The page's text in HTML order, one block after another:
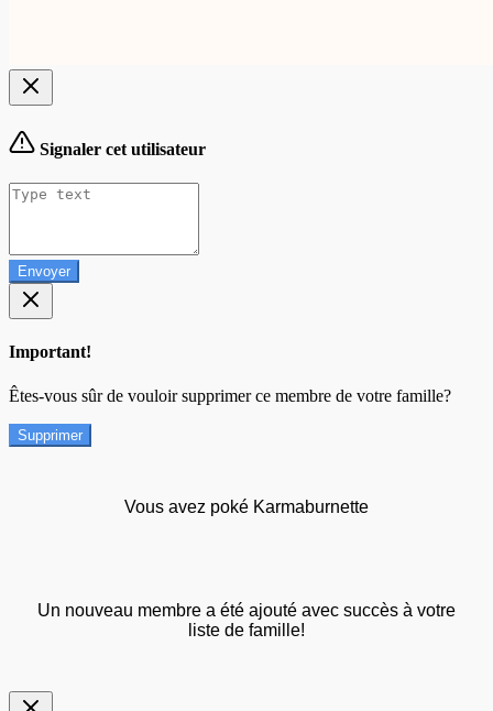
Signaler cet utilisateur
Envoyer
Important!
Êtes-vous sûr de vouloir supprimer ce membre de votre famille?
Supprimer
Vous avez poké Karmaburnette
Un nouveau membre a été ajouté avec succès à votre
liste de famille!